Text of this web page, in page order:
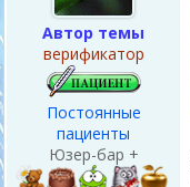
Автор темы
верификатор
Постоянные
пациенты
Юзер-бар +